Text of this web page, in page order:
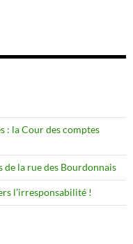
: la Cour des comptes
la rue des Bourdonnais
l’irresponsabilité !